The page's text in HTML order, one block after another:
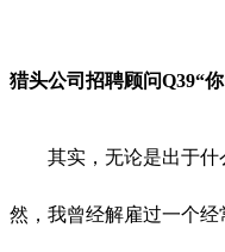
猎头公司招聘顾问Q39“
其实，无论是出于
然，我曾经解雇过一个